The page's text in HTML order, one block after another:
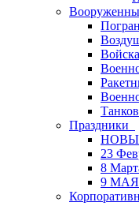
Праздники
23
8
9